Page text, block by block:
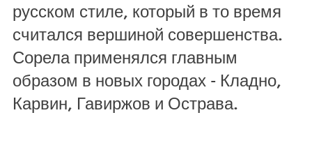
русском стиле, который в то время
считался вершиной совершенства.
Сорела применялся главным
образом в новых городах - Кладно,
Карвин, Гавиржов и Острава.